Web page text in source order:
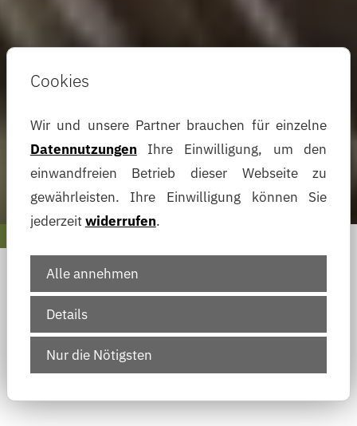
Cookies
Wir und unsere Partner brauchen für einzelne
Datennutzungen Ihre Einwilligung, um den
einwandfreien Betrieb dieser Webseite zu
gewährleisten. Ihre Einwilligung können Sie
jederzeitwiderrufen.
Alle annehmen
Details
Nur die Nötigsten